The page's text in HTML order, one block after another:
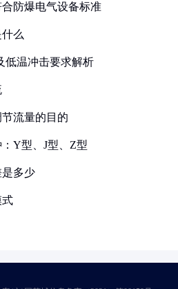
防爆电气设备标准
么
低温冲击要求解析
流量的目的
Y型、J型、Z型
多少
式